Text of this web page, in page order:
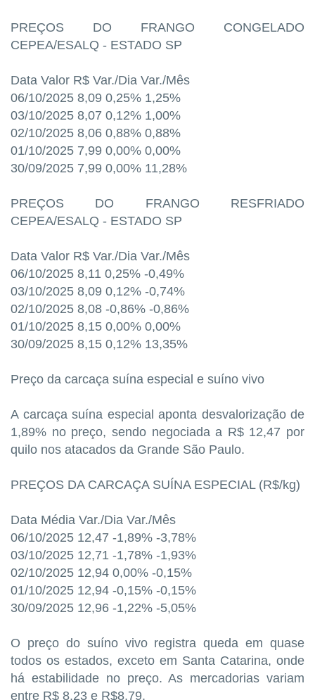
PREÇOS DO FRANGO CONGELADO
CEPEA/ESALQ - ESTADO SP
Data Valor R$ Var./Dia Var./Mês
06/10/2025 8,09 0,25% 1,25%
03/10/2025 8,07 0,12% 1,00%
02/10/2025 8,06 0,88% 0,88%
01/10/2025 7,99 0,00% 0,00%
30/09/2025 7,99 0,00% 11,28%
PREÇOS DO FRANGO RESFRIADO
CEPEA/ESALQ - ESTADO SP
Data Valor R$ Var./Dia Var./Mês
06/10/2025 8,11 0,25% -0,49%
03/10/2025 8,09 0,12% -0,74%
02/10/2025 8,08 -0,86% -0,86%
01/10/2025 8,15 0,00% 0,00%
30/09/2025 8,15 0,12% 13,35%
Preço da carcaça suína especial e suíno vivo
A carcaça suína especial aponta desvalorização de
1,89% no preço, sendo negociada a R$ 12,47 por
quilo nos atacados da Grande São Paulo.
PREÇOS DA CARCAÇA SUÍNA ESPECIAL (R$/kg)
Data Média Var./Dia Var./Mês
06/10/2025 12,47 -1,89% -3,78%
03/10/2025 12,71 -1,78% -1,93%
02/10/2025 12,94 0,00% -0,15%
01/10/2025 12,94 -0,15% -0,15%
30/09/2025 12,96 -1,22% -5,05%
O preço do suíno vivo registra queda em quase
todos os estados, exceto em Santa Catarina, onde
há estabilidade no preço. As mercadorias variam
entre R$ 8,23 e R$8,79.